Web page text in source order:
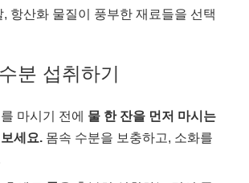
, 항산화 물질이 풍부한 재료들을 선택
분 섭취하기
마시기 전에 물 한 잔을 먼저 마시는
세요.
몸속 수분을 보충하고, 소화를